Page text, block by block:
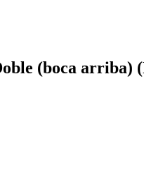
(boca arriba)